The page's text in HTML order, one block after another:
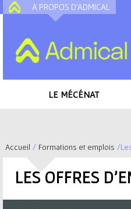
A PROPOS D'ADMICAL
LE MÉCÉNAT
Accueil / Formations et emplois /
LES OFFRES